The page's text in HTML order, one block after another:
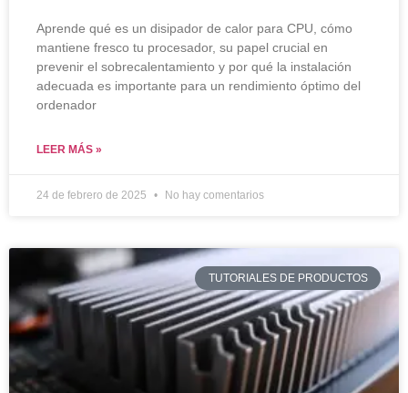
Aprende qué es un disipador de calor para CPU, cómo
mantiene fresco tu procesador, su papel crucial en
prevenir el sobrecalentamiento y por qué la instalación
adecuada es importante para un rendimiento óptimo del
ordenador
LEER MÁS »
24 de febrero de 2025 No hay comentarios
TUTORIALES DE PRODUCTOS